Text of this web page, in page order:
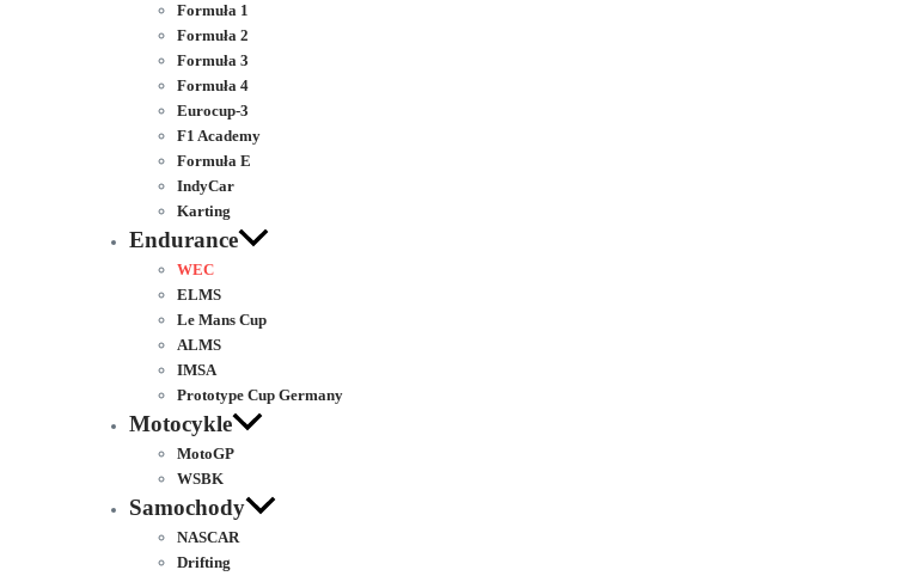
Formuła 1
Formuła 2
Formuła 3
Formuła 4
Eurocup-3
F1 Academy
Formuła E
IndyCar
Karting
Endurance
WEC
ELMS
Le Mans Cup
ALMS
IMSA
Prototype Cup Germany
Motocykle
MotoGP
WSBK
Samochody
NASCAR
Drifting